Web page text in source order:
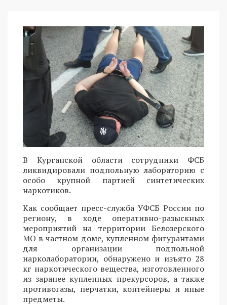
В Курганской области сотрудники ФСБ
ликвидировали подпольную лабораторию с
особо крупной партией синтетических
наркотиков.
Как сообщает пресс-служба УФСБ России по
региону, в ходе оперативно-разыскных
мероприятий на территории Белозерского
МО в частном доме, купленном фигурантами
для организации подпольной
нарколаборатории, обнаружено и изъято 28
кг наркотического вещества, изготовленного
из заранее купленных прекурсоров, а также
противогазы, перчатки, контейнеры и иные
предметы.